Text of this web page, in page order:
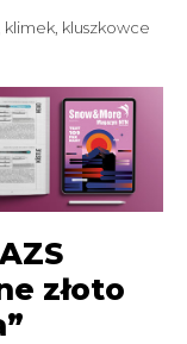
klimek kluszkowce
złoto